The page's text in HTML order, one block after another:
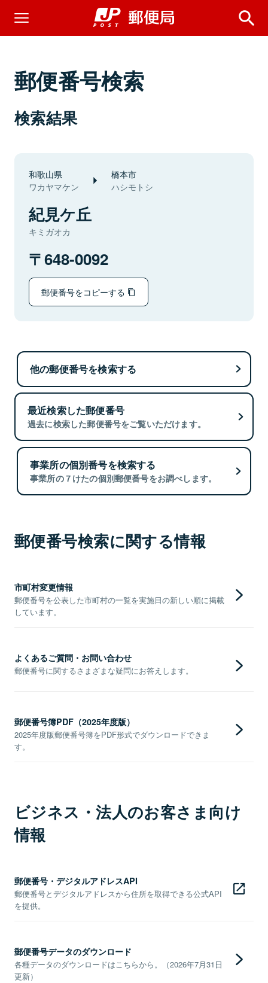
郵便番号検索
検索結果
和歌山県
ワカヤマケン
橋本市
ハシモトシ
紀見ケ丘
キミガオカ
648-0092
郵便番号をコピーする
他の郵便番号を検索する
最近検索した郵便番号
過去に検索した郵便番号をご覧いただけます。
事業所の個別番号を検索する
事業所の７けたの個別郵便番号をお調べします。
郵便番号検索に関する情報
市町村変更情報
郵便番号を公表した市町村の一覧を実施日の新しい順に掲載
しています。
よくあるご質問・お問い合わせ
郵便番号に関するさまざまな疑問にお答えします。
郵便番号簿PDF（2025年度版）
2025年度版郵便番号簿をPDF形式でダウンロードできま
す。
ビジネス・法人のお客さま向け
情報
郵便番号・デジタルアドレスAPI
郵便番号とデジタルアドレスから住所を取得できる公式API
を提供。
郵便番号データのダウンロード
各種データのダウンロードはこちらから。（2026年7月31日
更新）